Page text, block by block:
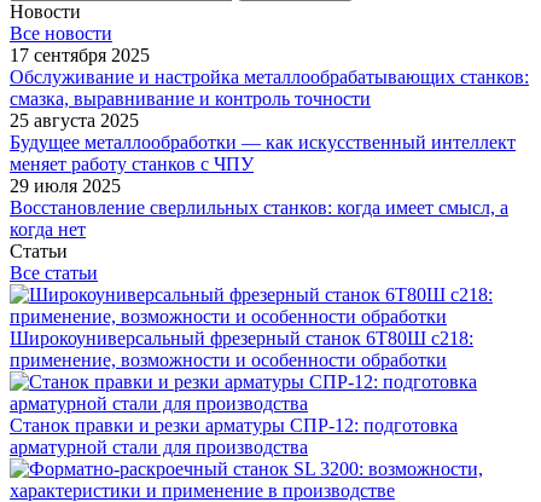
Новости
Все новости
17 сентября 2025
Обслуживание и настройка металлообрабатывающих станков:
смазка, выравнивание и контроль точности
25 августа 2025
Будущее металлообработки — как искусственный интеллект
меняет работу станков с ЧПУ
29 июля 2025
Восстановление сверлильных станков: когда имеет смысл, а
когда нет
Статьи
Все статьи
Широкоуниверсальный фрезерный станок 6Т80Ш с218:
применение, возможности и особенности обработки
Станок правки и резки арматуры СПР-12: подготовка
арматурной стали для производства